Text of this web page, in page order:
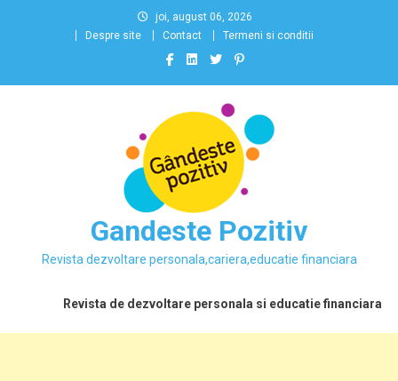
joi, august 06, 2026
Despre site
Contact Termeni si conditii
Gandeste Pozitiv
Revista dezvoltare personala,cariera,educatie financiara
Revista de dezvoltare personala si educatie financiara